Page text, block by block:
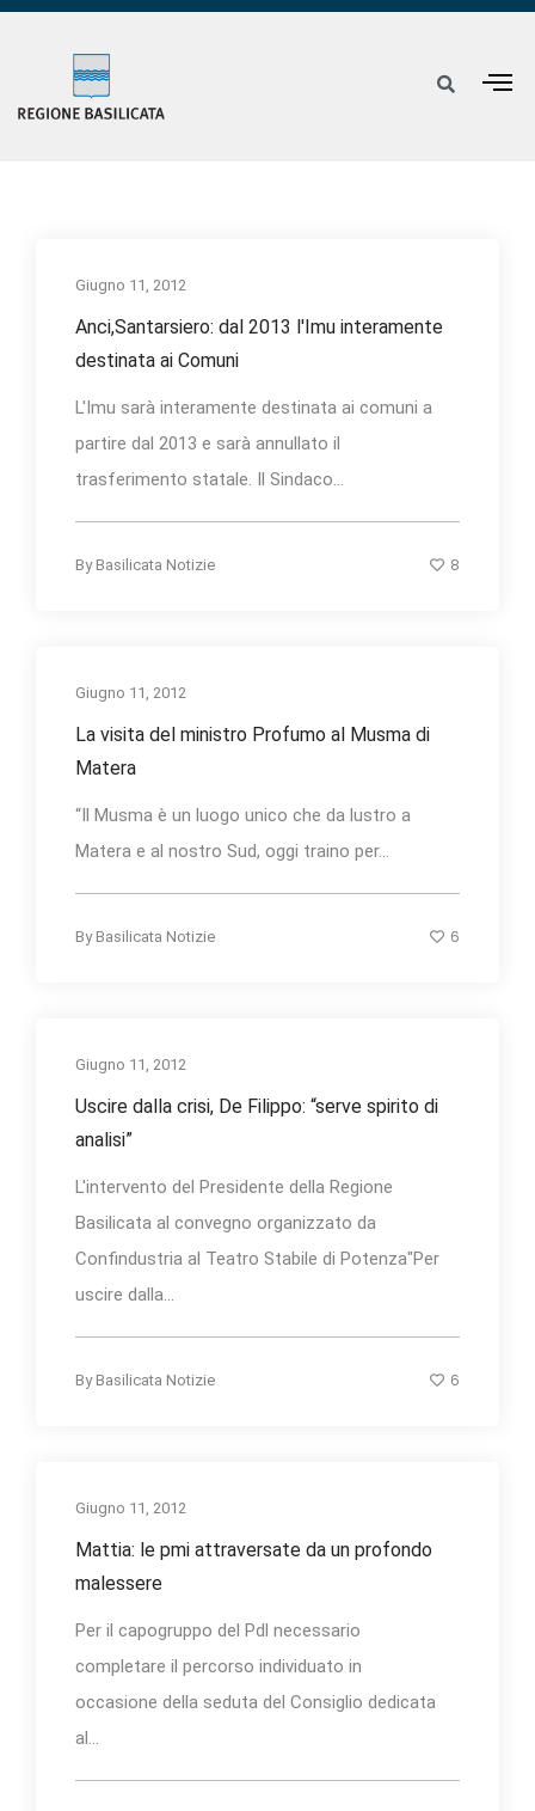
Giugno 11, 2012
Anci,Santarsiero: dal 2013 l'Imu interamente
destinata ai Comuni
L'Imu sarà interamente destinata ai comuni a
partire dal 2013 e sarà annullato il
trasferimento statale. Il Sindaco...
By Basilicata Notizie 8
Giugno 11, 2012
La visita del ministro Profumo al Musma di
Matera
“Il Musma è un luogo unico che da lustro a
Matera e al nostro Sud, oggi traino per...
By Basilicata Notizie 6
Giugno 11, 2012
Uscire dalla crisi, De Filippo: “serve spirito di
analisi”
L'intervento del Presidente della Regione
Basilicata al convegno organizzato da
Confindustria al Teatro Stabile di Potenza"Per
uscire dalla...
By Basilicata Notizie 6
Giugno 11, 2012
Mattia: le pmi attraversate da un profondo
malessere
Per il capogruppo del Pdl necessario
completare il percorso individuato in
occasione della seduta del Consiglio dedicata
al...